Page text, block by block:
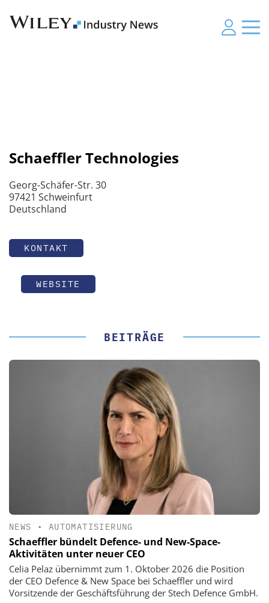
Schaeffler Technologies
Georg-Schäfer-Str. 30
97421 Schweinfurt
Deutschland
KONTAKT
WEBSITE
BEITRÄGE
NEWS • AUTOMATISIERUNG
Schaeffler bündelt Defence- und New-Space-
Aktivitäten unter neuer CEO
Celia Pelaz übernimmt zum 1. Oktober 2026 die Position
der CEO Defence & New Space bei Schaeffler und wird
Vorsitzende der Geschäftsführung der Stech Defence GmbH.